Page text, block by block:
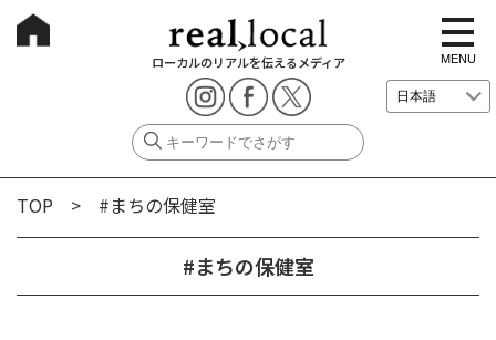
ローカルのリアルを伝えるメディア
t
o
g
g
e
i
i
MENU
TOP > #まちの保健室
#まちの保健室